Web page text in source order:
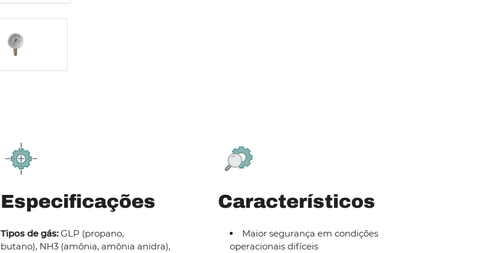
Especificações
Tipos de gás:GLP (propano,
butano), NH3 (amônia, amônia anidra),
Característicos
Maior segurança em condições
operacionais difíceis